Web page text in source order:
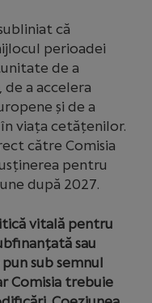
că
perioadei
de a
a accelera
și de a
viața cetățenilor.
către Comisia
pentru
după 2027.
vitală pentru
sau
sub semnul
Comisia trebuie